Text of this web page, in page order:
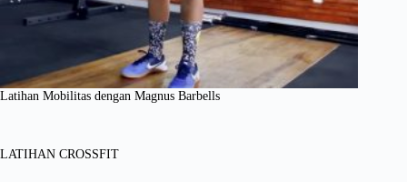
Latihan Mobilitas dengan Magnus Barbells
LATIHAN CROSSFIT